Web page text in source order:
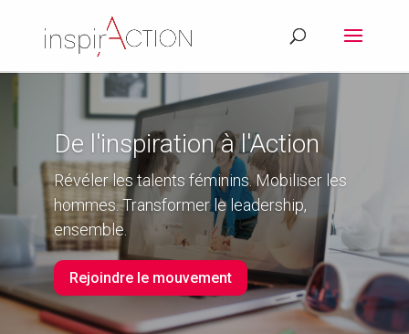
De l'inspiration à l'Action
Révéler les talents féminins. Mobiliser les
hommes. Transformer le leadership,
ensemble.
Rejoindre le mouvement